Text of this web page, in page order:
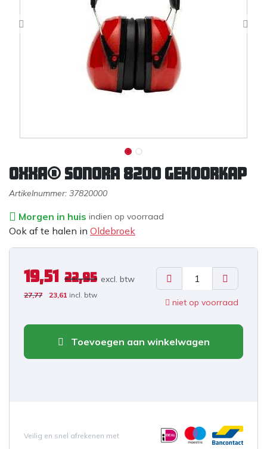
OXXA® Sonora 8200 gehoorkap
Artikelnummer: 37820000
Morgen in huis indien op voorraad
Ook af te halen in Oldebroek
19,51 22,95 excl. btw
27,77 23,61 incl. btw
niet op voorraad
Toevoegen aan winkelwagen
Veilig en snel afrekenen met